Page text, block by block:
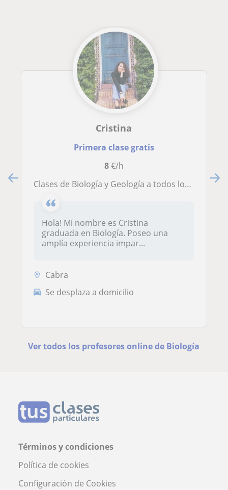
Cristina
Primera clase gratis
8€/h
Clases de Biología y Geología a todos los niveles
Hola! Mi nombre es Cristina
graduada en Biología. Poseo una
amplía experiencia impar...
Cabra
Se desplaza a domicilio
Ver todos los profesores online de Biología
Términos y condiciones
Política de cookies
Configuración de Cookies